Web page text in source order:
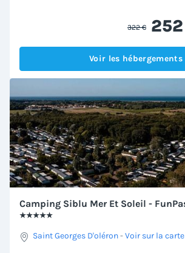
322 €
Voir les hébergements
Camping Siblu Mer Et Soleil -
★★★★★
Saint Georges D'oléron-Voir sur la carte